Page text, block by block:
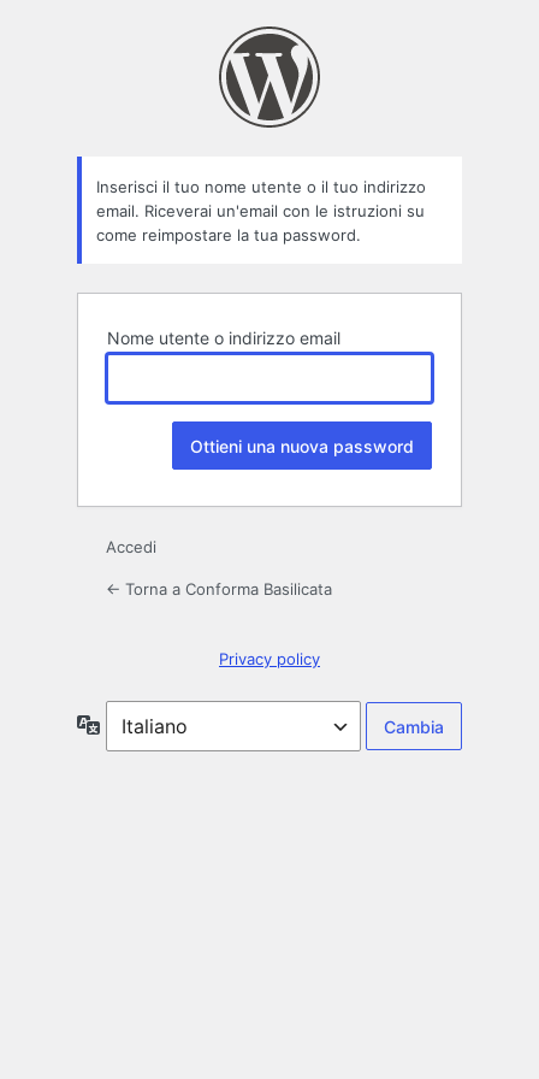
Inserisci il tuo nome utente o il tuo indirizzo
email. Riceverai un'email con le istruzioni su
come reimpostare la tua password.
Nome utente o indirizzo email
Accedi
← Torna a Conforma Basilicata
Privacy policy
Lingua